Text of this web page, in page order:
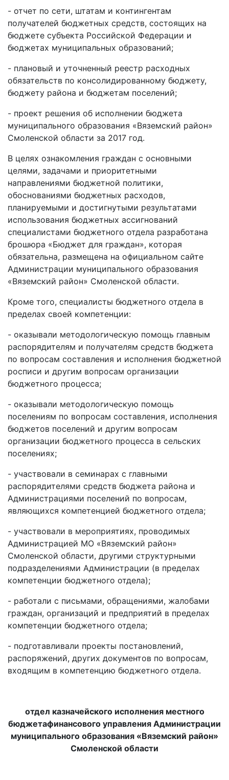
- отчет по сети, штатам и контингентам
получателей бюджетных средств, состоящих на
бюджете субъекта Российской Федерации и
бюджетах муниципальных образований;
- плановый и уточненный реестр расходных
обязательств по консолидированному бюджету,
бюджету района и бюджетам поселений;
- проект решения об исполнении бюджета
муниципального образования «Вяземский район»
Смоленской области за 2017 год.
В целях ознакомления граждан с основными
целями, задачами и приоритетными
направлениями бюджетной политики,
обоснованиями бюджетных расходов,
планируемыми и достигнутыми результатами
использования бюджетных ассигнований
специалистами бюджетного отдела разработана
брошюра «Бюджет для граждан», которая
обязательна, размещена на официальном сайте
Администрации муниципального образования
«Вяземский район» Смоленской области.
Кроме того, специалисты бюджетного отдела в
пределах своей компетенции:
- оказывали методологическую помощь главным
распорядителям и получателям средств бюджета
по вопросам составления и исполнения бюджетной
росписи и другим вопросам организации
бюджетного процесса;
- оказывали методологическую помощь
поселениям по вопросам составления, исполнения
бюджетов поселений и другим вопросам
организации бюджетного процесса в сельских
поселениях;
- участвовали в семинарах с главными
распорядителями средств бюджета района и
Администрациями поселений по вопросам,
являющихся компетенцией бюджетного отдела;
- участвовали в мероприятиях, проводимых
Администрацией МО «Вяземский район»
Смоленской области, другими структурными
подразделениями Администрации (в пределах
компетенции бюджетного отдела);
- работали с письмами, обращениями, жалобами
граждан, организаций и предприятий в пределах
компетенции бюджетного отдела;
- подготавливали проекты постановлений,
распоряжений, других документов по вопросам,
входящим в компетенцию бюджетного отдела.
отдел казначейского исполнения местного
бюджетафинансового управления Администрации
муниципального образования «Вяземский район»
Смоленской области